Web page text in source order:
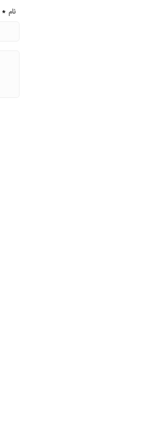
نام *